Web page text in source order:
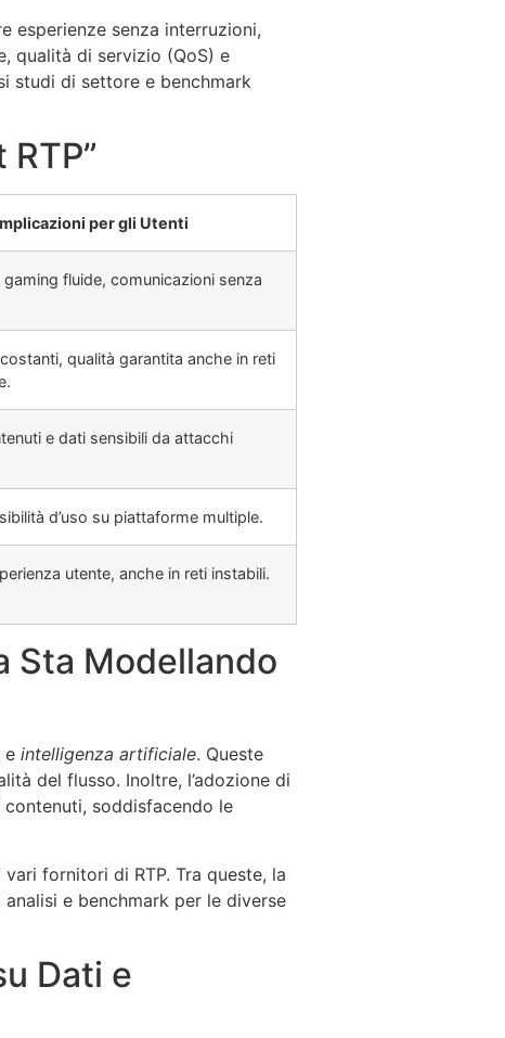
esperienze senza interruzioni,
qualità di servizio (QoS) e
studi di settore e benchmark
per gli Utenti
gaming fluide, comunicazioni senza
qualità garantita anche in reti
e dati sensibili da attacchi
d’uso su piattaforme multiple.
utente, anche in reti instabili.
Sta Modellando
e intelligenza artificiale. Queste
del flusso. Inoltre, l’adozione di
soddisfacendo le
fornitori di RTP. Tra queste, la
e benchmark per le diverse
Dati e